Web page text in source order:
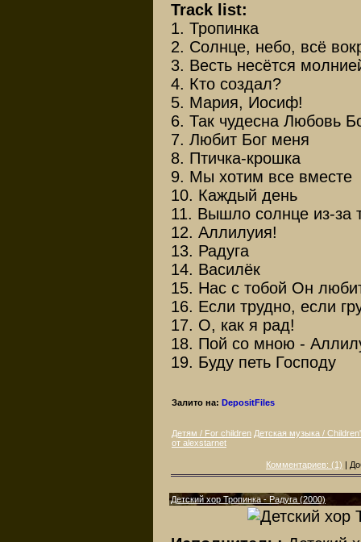
Track list:
1. Тропинка
2. Солнце, небо, всё
3. Весть несётся
4. Кто создал?
5. Мария, Иосиф!
6. Так чудесна Любовь
7. Любит Бог меня
8. Птичка-крошка
9. Мы хотим все вместе
10. Каждый день
11. Вышло солнце из-за
12. Аллилуия!
13. Радуга
14. Василёк
15. Нас с тобой Он
16. Если трудно, если
17. О, как я рад!
18. Пой со мною -
19. Буду петь Господу
Залито на: DepositFiles
Детям / For children Детская музыка /
от alexstarnet
Комментариев: (1) |
Детский хор Тропинка - Радуга (2000)